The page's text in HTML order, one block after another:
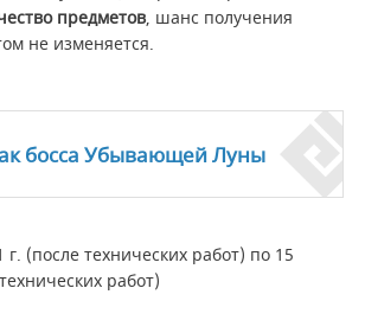
предметов, шанс получения
не изменяется.
босса Убывающей Луны
(после технических работ) по 15
работ)